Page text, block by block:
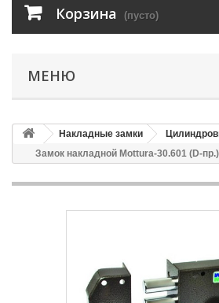
Корзина (пусто)
МЕНЮ
Накладные замки
Замок накладной Mottura-30.601 (D-пр.)